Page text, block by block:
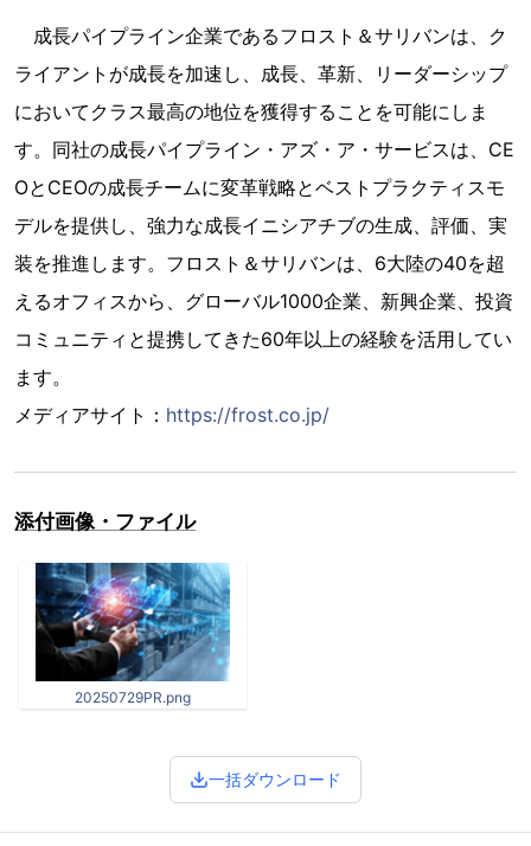
成長パイプライン企業であるフロスト＆サリバンは、ク
ライアントが成長を加速し、成長、革新、リーダーシップ
においてクラス最高の地位を獲得することを可能にしま
す。同社の成長パイプライン・アズ・ア・サービスは、CE
OとCEOの成長チームに変革戦略とベストプラクティスモ
デルを提供し、強力な成長イニシアチブの生成、評価、実
装を推進します。フロスト＆サリバンは、6大陸の40を超
えるオフィスから、グローバル1000企業、新興企業、投資
コミュニティと提携してきた60年以上の経験を活用してい
ます。
メディアサイト： https://frost.co.jp/
添付画像・ファイル
20250729PR.png
一括ダウンロード